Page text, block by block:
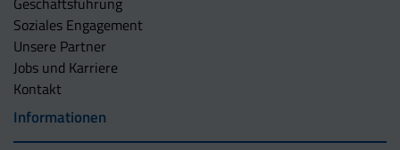
Soziales Engagement
Unsere Partner
Jobs und Karriere
Kontakt
Informationen